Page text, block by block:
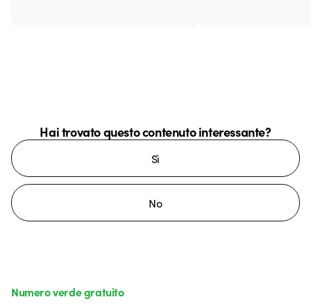
Hai trovato questo contenuto interessante?
Sì
No
Numero verde gratuito